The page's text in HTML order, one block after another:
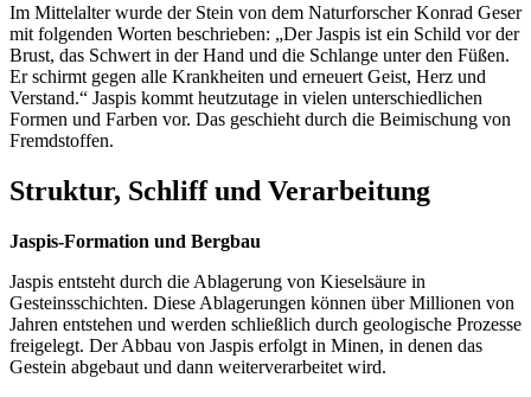
Im Mittelalter wurde der Stein von dem Naturforscher Konrad Geser
mit folgenden Worten beschrieben: „Der Jaspis ist ein Schild vor der
Brust, das Schwert in der Hand und die Schlange unter den Füßen.
Er schirmt gegen alle Krankheiten und erneuert Geist, Herz und
Verstand.“ Jaspis kommt heutzutage in vielen unterschiedlichen
Formen und Farben vor. Das geschieht durch die Beimischung von
Fremdstoffen.
Struktur, Schliff und Verarbeitung
Jaspis-Formation und Bergbau
Jaspis entsteht durch die Ablagerung von Kieselsäure in
Gesteinsschichten. Diese Ablagerungen können über Millionen von
Jahren entstehen und werden schließlich durch geologische Prozesse
freigelegt. Der Abbau von Jaspis erfolgt in Minen, in denen das
Gestein abgebaut und dann weiterverarbeitet wird.